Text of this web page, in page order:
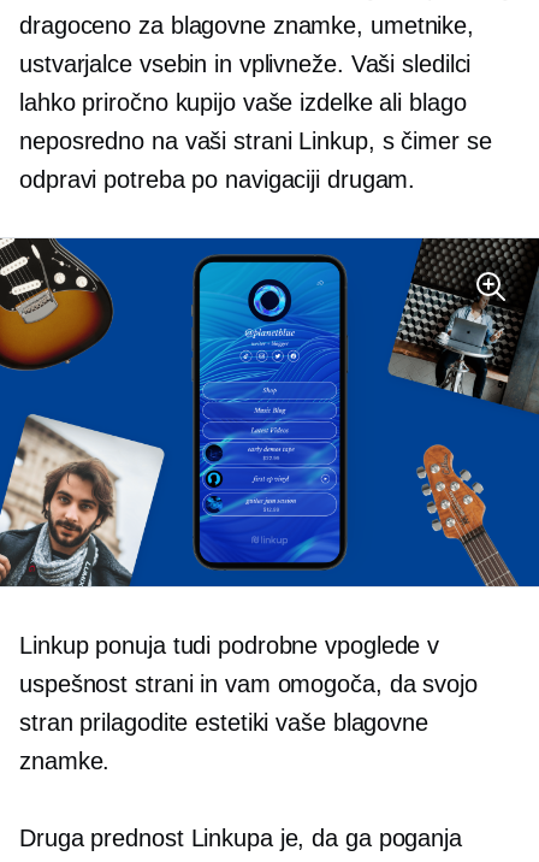
dragoceno za blagovne znamke, umetnike,
ustvarjalce vsebin in vplivneže. Vaši sledilci
lahko priročno kupijo vaše izdelke ali blago
neposredno na vaši strani Linkup, s čimer se
odpravi potreba po navigaciji drugam.
Linkup ponuja tudi podrobne vpoglede v
uspešnost strani in vam omogoča, da svojo
stran prilagodite estetiki vaše blagovne
znamke.
Druga prednost Linkupa je, da ga poganja